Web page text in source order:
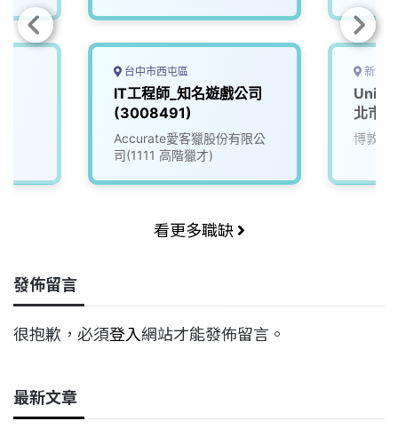
台中市西屯區
IT工程師_知名遊戲公司
(3008491)
Accurate愛客獵股份有限公
司(1111 高階獵才)
新北
Unity
北市)
博敦電
看更多職缺
發佈留言
很抱歉，必須登入網站才能發佈留言。
最新文章